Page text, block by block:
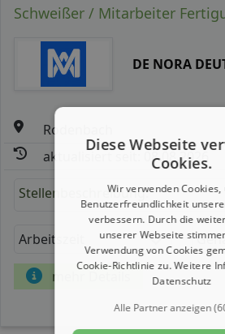
Schweißer / Mitarbeiter
DE NORA
Rodenbach
aktualisiert seit: 08.08.2026
Stellenbeschreibung:
Arbeitszeit
mehr Details
Diese Webseite
Cookies.
Wir verwenden Cookies,
Benutzerfreundlichkeit
verbessern. Durch die
unserer Webseite
Verwendung von Cookies
Cookie-Richtlinie zu.Weitere
Datenschutz
Alle Partner anzeigen